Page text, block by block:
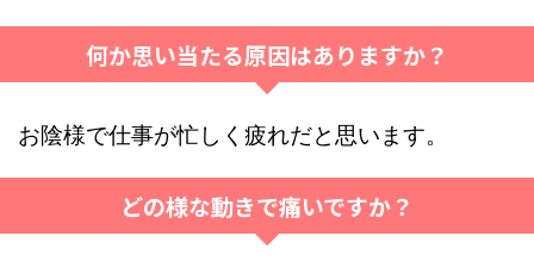
何か思い当たる原因はありますか？
お陰様で仕事が忙しく疲れだと思います。
どの様な動きで痛いですか？